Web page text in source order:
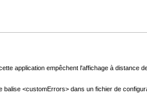
application empêchent l'affichage à distance
<customErrors> dans un fichier de